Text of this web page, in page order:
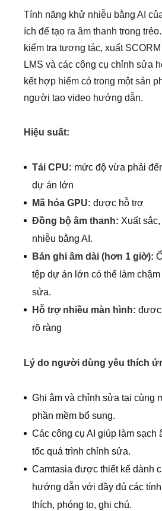
Tính năng khử nhiễu bằng AI
ích để tạo ra âm thanh trong
kiểm tra tương tác, xuất
LMS và các công cụ chỉnh sửa
kết hợp hiếm có trong một sản
người tạo video hướng dẫn.
Hiệu suất:
Tải CPU: mức độ vừa phải
dự án lớn
Mã hóa GPU: được hỗ trợ
Đồng bộ âm thanh: Xuất
nhiễu bằng AI.
Bản ghi âm dài (hơn 1 giờ):
tệp dự án lớn có thể làm
sửa.
Hỗ trợ nhiều màn hình: được
rõ ràng
Lý do người dùng yêu thích
Ghi âm và chỉnh sửa tại cùng
phần mềm bổ sung.
Các công cụ AI giúp làm sạch
tốc quá trình chỉnh sửa.
Camtasia được thiết kế dành
hướng dẫn với đầy đủ các
thích, phóng to, ghi chú.